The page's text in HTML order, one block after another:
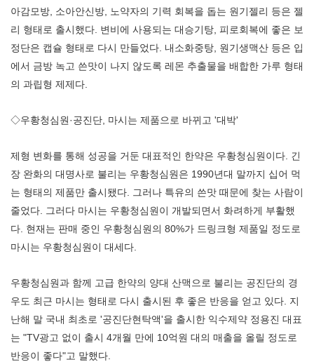
아감모방, 소아안신방, 노약자의 기력 회복을 돕는 원기젤리 등은 젤
리 형태로 출시했다. 변비에 사용되는 대승기탕, 피로회복에 좋은 보
정단은 캡슐 형태로 다시 만들었다. 내소화중탕, 원기생맥산 등은 입
에서 금방 녹고 쓴맛이 나지 않도록 레몬 추출물을 배합한 가루 형태
의 과립형 제제다.
◇우황청심원·공진단, 마시는 제품으로 바뀌고 '대박'
제형 변화를 통해 성공을 거둔 대표적인 한약은 우황청심원이다. 긴
장 완화의 대명사로 불리는 우황청심원은 1990년대 말까지 십어 먹
는 형태의 제품만 출시됐다. 그러나 특유의 쓴맛 때문에 찾는 사람이
줄었다. 그러다 마시는 우황청심원이 개발되면서 화려하게 부활했
다. 현재는 판매 중인 우황청심원의 80%가 드링크형 제품일 정도로
마시는 우황청심원이 대세다.
우황청심원과 함께 고급 한약의 양대 산맥으로 불리는 공진단의 경
우도 최근 마시는 형태로 다시 출시된 후 좋은 반응을 얻고 있다. 지
난해 말 국내 최초로 '공진단현탁액'을 출시한 익수제약 정용진 대표
는 "TV광고 없이 출시 4개월 만에 10억원 대의 매출을 올릴 정도로
반응이 좋다"고 말했다.